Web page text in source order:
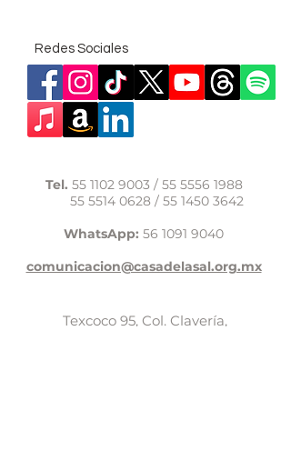
Redes Sociales
Tel. 55 1102 9003 / 55 5556 1988
55 5514 0628/ 55 1450 3642
WhatsApp: 56 1091 9040
comunicacion@casadelasal.org.mx
Texcoco 95, Col. Clavería,